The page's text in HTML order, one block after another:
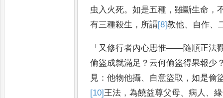
虫入火死。如是五種 ，雖斷生命 ，
有三種殺生 ， 所謂[8]教他、 自作、
「 又修行者內心思惟——隨順正法
偷盜成就滿足 ？ 云何偷盜得果報少
見 ：他物他攝、 自意盜取 ，如是偷
[10]王法 ，為饒益尊父母、病人 、